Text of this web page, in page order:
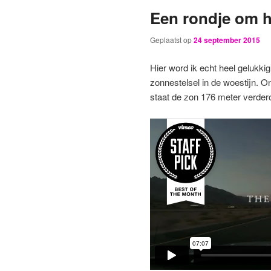
primaire
secundaire
Een rondje om
Geplaatst op24 september 2015
Hier word ik echt heel
zonnestelsel in de woestijn.
staat de zon 176 meter